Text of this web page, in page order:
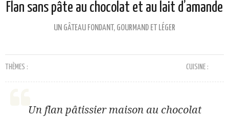
Flan sans pâte au chocolat et au lait d’amande
UN GÂTEAU FONDANT, GOURMAND ET LÉGER
THÈMES : CUISINE :
Un flan pâtissier maison au chocolat